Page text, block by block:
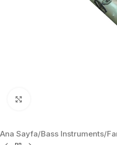
Ana Sayfa/Bass Instruments/